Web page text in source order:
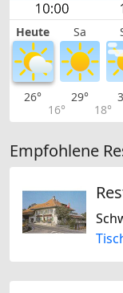
Heute Sa
26°
16°
29°
18°
Empfohlene